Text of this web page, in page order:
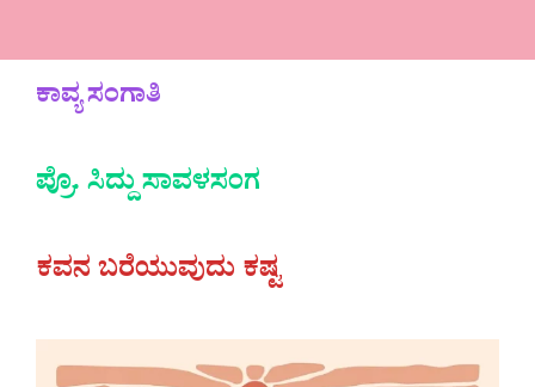
ಕಾವ್ಯ ಸಂಗಾತಿ
ಪ್ರೊ. ಸಿದ್ದು ಸಾವಳಸಂಗ
ಕವನ ಬರೆಯುವುದು ಕಷ್ಟ